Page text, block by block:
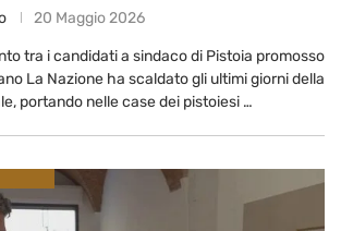
20 Maggio 2026
tra i candidati a sindaco di Pistoia promosso
La Nazione ha scaldato gli ultimi giorni della
portando nelle case dei pistoiesi …